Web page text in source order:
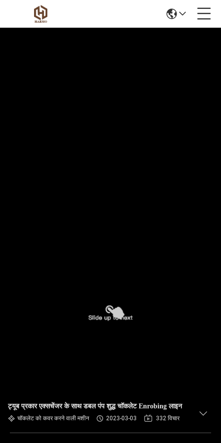
ट्यूब प्रकार एक्सचेंजर के साथ डबल पंप शुद्ध चॉकलेट Enrobing लाइन
चॉकलेट को कवर करने वाली मशीन 2023-03-03 332 विचार